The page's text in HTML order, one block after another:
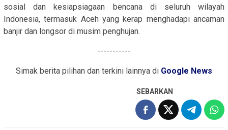
sosial dan kesiapsiagaan bencana di seluruh wilayah
Indonesia, termasuk Aceh yang kerap menghadapi ancaman
banjir dan longsor di musim penghujan.
-----------
Simak berita pilihan dan terkini lainnya di Google News
SEBARKAN